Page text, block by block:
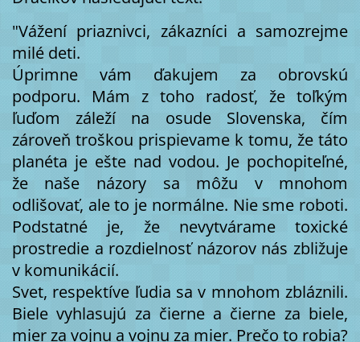
"Vážení priaznivci, zákazníci a samozrejme
milé deti.
Úprimne vám ďakujem za obrovskú
podporu. Mám z toho radosť, že toľkým
ľuďom záleží na osude Slovenska, čím
zároveň troškou prispievame k tomu, že táto
planéta je ešte nad vodou. Je pochopiteľné,
že naše názory sa môžu v mnohom
odlišovať, ale to je normálne. Nie sme roboti.
Podstatné je, že nevytvárame toxické
prostredie a rozdielnosť názorov nás zbližuje
v komunikácií.
Svet, respektíve ľudia sa v mnohom zbláznili.
Biele vyhlasujú za čierne a čierne za biele,
mier za vojnu a vojnu za mier. Prečo to robia?